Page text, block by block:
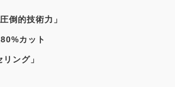
倒的技術力」
カット
ング」